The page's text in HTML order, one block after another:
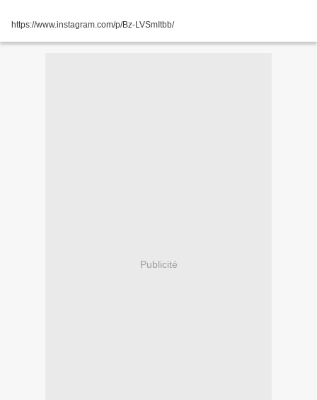
https://www.instagram.com/p/Bz-LVSmItbb/
Publicité